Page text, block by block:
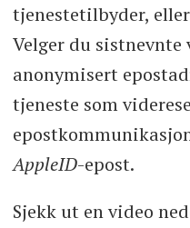
tjenestetilbyder,
Velger du
anonymisert
tjeneste som
AppleID-epost.
Sjekk ut en video